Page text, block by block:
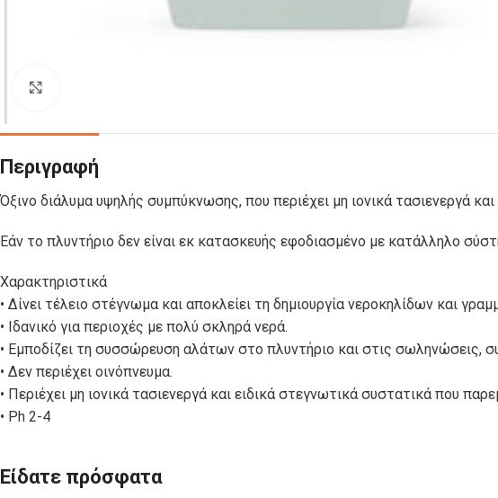
ΠΟΛΥΠΡΟΠΥΛΕΝΙΟΥ
ΦΑΓΗΤΟΥ
ΧΑΡΤΙΝΑ KRAFT
ΨΗΤΟΠΩΛΕΙΟΥ
ΣΚΕΥΗ ΓΙΑ
ΣΟΥΣΙ
ΦΥΛΛΑ ΦΟΙΝΙΚΑ
ΣΩΣΑΚΙΑ-
ΝΤΙΠΑΚΙΑ
Περιγραφή
Όξινο διάλυμα υψηλής συμπύκνωσης, που περιέχει μη ιονικά τασιενεργά
Εάν το πλυντήριο δεν είναι εκ κατασκευής εφοδιασμένο με κατάλληλο
Χαρακτηριστικά
• Δίνει τέλειο στέγνωμα και αποκλείει τη δημιουργία νεροκηλίδων και
• Ιδανικό για περιοχές με πολύ σκληρά νερά.
• Εμποδίζει τη συσσώρευση αλάτων στο πλυντήριο και στις σωληνώσεις,
• Δεν περιέχει οινόπνευμα.
• Περιέχει μη ιονικά τασιενεργά και ειδικά στεγνωτικά συστατικά που
• Ph 2-4
Είδατε πρόσφατα